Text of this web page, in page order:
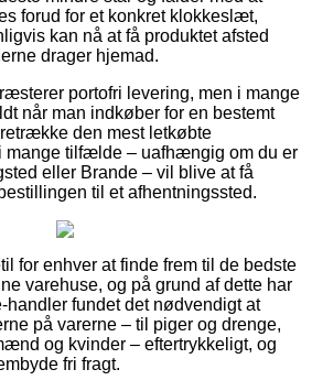
forud for et konkret klokkeslæt,
kan nå at få produktet afsted
drager hjemad.
portofri levering, men i mange
når man indkøber for en bestemt
den mest letkøbte
mange tilfælde – uafhængig om du er
eller Brande – vil blive at få
til et afhentningssted.
for enhver at finde frem til de bedste
varehuse, og på grund af dette har
handler fundet det nødvendigt at
på varerne – til piger og drenge,
og kvinder – eftertrykkeligt, og
fri fragt.